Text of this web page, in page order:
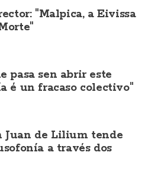
"Malpica, a Eivissa
pasa sen abrir este
é un fracaso colectivo"
Juan de Lilium tende
a través dos